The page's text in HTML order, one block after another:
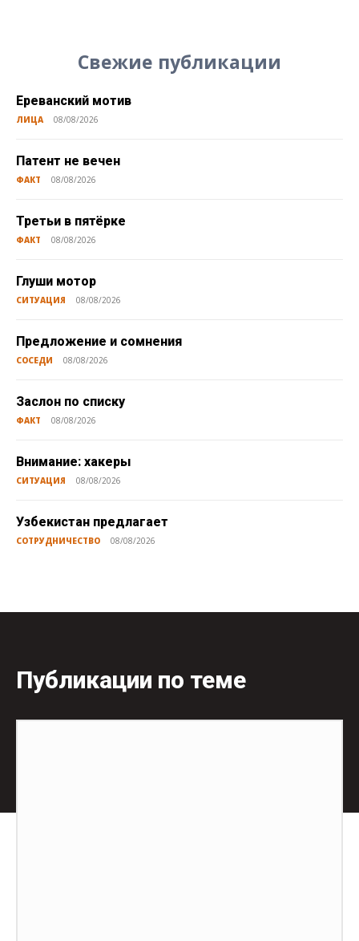
Свежие публикации
Ереванский мотив
ЛИЦА 08/08/2026
Патент не вечен
ФАКТ 08/08/2026
Третьи в пятёрке
ФАКТ 08/08/2026
Глуши мотор
СИТУАЦИЯ 08/08/2026
Предложение и сомнения
СОСЕДИ 08/08/2026
Заслон по списку
ФАКТ 08/08/2026
Внимание: хакеры
СИТУАЦИЯ 08/08/2026
Узбекистан предлагает
СОТРУДНИЧЕСТВО 08/08/2026
Публикации по теме